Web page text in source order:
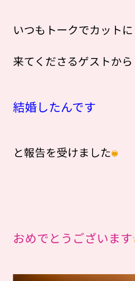
いつもトークでカットに
来てくださるゲストから
結婚したんです
と報告を受けました
おめでとうございます